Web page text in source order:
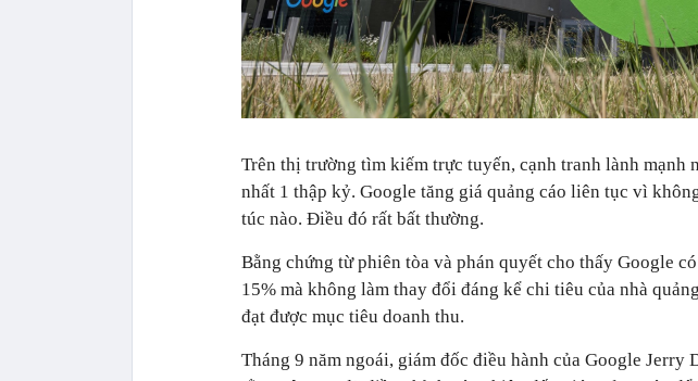
Trên thị trường tìm kiếm trực tuyến, cạnh tranh lành mạnh
nhất 1 thập kỷ. Google tăng giá quảng cáo liên tục vì
túc nào. Điều đó rất bất thường.
Bằng chứng từ phiên tòa và phán quyết cho thấy Google
15% mà không làm thay đổi đáng kể chi tiêu của nhà
đạt được mục tiêu doanh thu.
Tháng 9 năm ngoái, giám đốc điều hành của Google Jerry